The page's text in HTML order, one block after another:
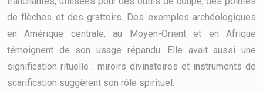
de flèches et des grattoirs. Des exemples archéologiques
en Amérique centrale, au Moyen-Orient et en Afrique
témoignent de son usage répandu. Elle avait aussi une
signification rituelle : miroirs divinatoires et instruments de
scarification suggèrent son rôle spirituel.